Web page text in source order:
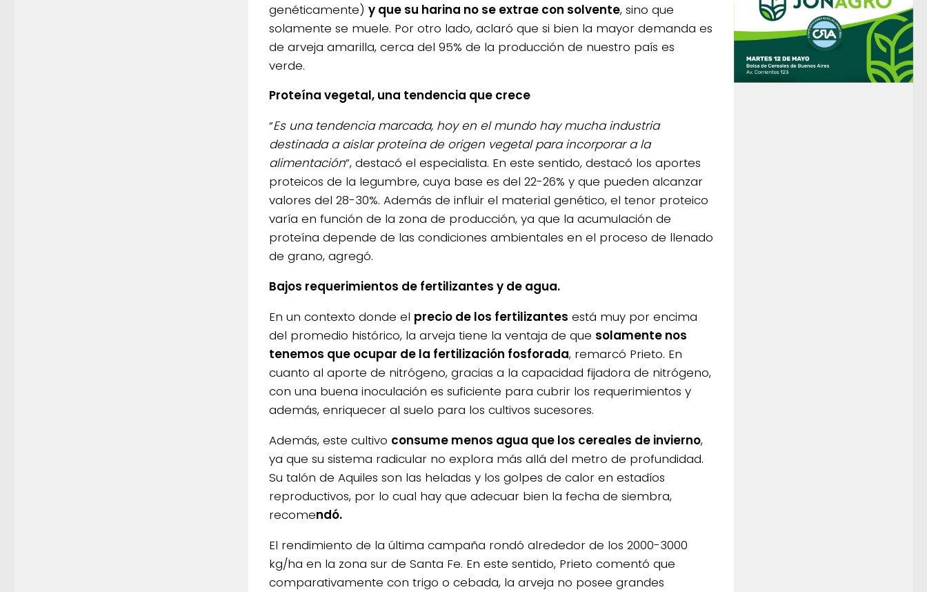
genéticamente) y que su harina no se extrae con solvente, sino que
solamente se muele. Por otro lado, aclaró que si bien la mayor demanda es
de arveja amarilla, cerca del 95% de la producción de nuestro país es
verde.
Proteína vegetal, una tendencia que crece
“Es una tendencia marcada, hoy en el mundo hay mucha industria
destinada a aislar proteína de origen vegetal para incorporar a la
alimentación”, destacó el especialista. En este sentido, destacó los aportes
proteicos de la legumbre, cuya base es del 22-26% y que pueden alcanzar
valores del 28-30%. Además de influir el material genético, el tenor proteico
varía en función de la zona de producción, ya que la acumulación de
proteína depende de las condiciones ambientales en el proceso de llenado
de grano, agregó.
Bajos requerimientos de fertilizantes y de agua.
En un contexto donde el precio de los fertilizantes está muy por encima
del promedio histórico, la arveja tiene la ventaja de que solamente nos
tenemos que ocupar de la fertilización fosforada, remarcó Prieto. En
cuanto al aporte de nitrógeno, gracias a la capacidad fijadora de nitrógeno,
con una buena inoculación es suficiente para cubrir los requerimientos y
además, enriquecer al suelo para los cultivos sucesores.
Además, este cultivo consume menos agua que los cereales de invierno,
ya que su sistema radicular no explora más allá del metro de profundidad.
Su talón de Aquiles son las heladas y los golpes de calor en estadíos
reproductivos, por lo cual hay que adecuar bien la fecha de siembra,
recomendó.
El rendimiento de la última campaña rondó alrededor de los 2000-3000
kg/ha en la zona sur de Santa Fe. En este sentido, Prieto comentó que
comparativamente con trigo o cebada, la arveja no posee grandes